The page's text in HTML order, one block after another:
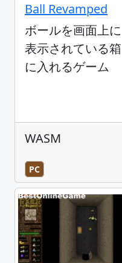
Ball Revamped
ボールを画面上に
表示されている箱
に入れるゲーム
WASM
PC